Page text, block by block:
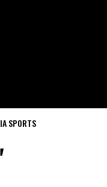
SPORTS